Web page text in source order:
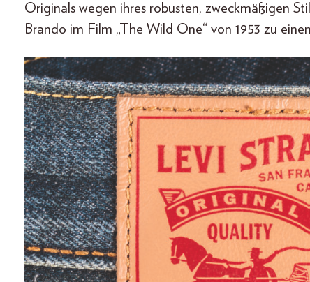
Originals wegen ihres robusten, zweckmäßigen
Brando im Film „The Wild One“ von 1953 zu